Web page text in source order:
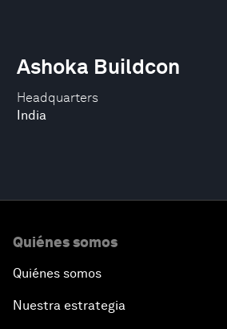
Headquarters
India
Ashoka Buildcon
Quiénes somos
Quiénes somos
Nuestra estrategia